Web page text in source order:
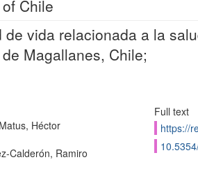
Chile
de vida relacionada a la
Magallanes, Chile;
Héctor
Calderón, Ramiro
Full text
https://